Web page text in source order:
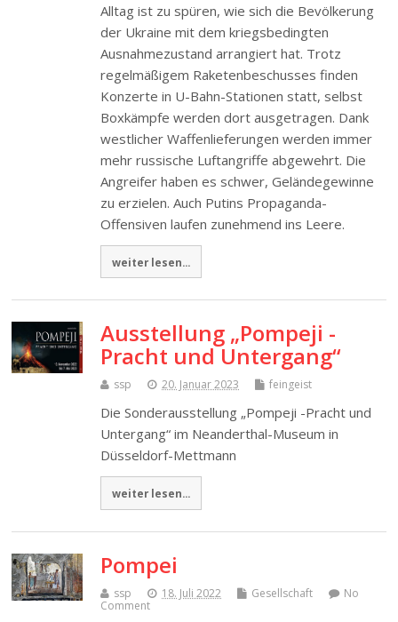
Alltag ist zu spüren, wie sich die Bevölkerung
der Ukraine mit dem kriegsbedingten
Ausnahmezustand arrangiert hat. Trotz
regelmäßigem Raketenbeschusses finden
Konzerte in U-Bahn-Stationen statt, selbst
Boxkämpfe werden dort ausgetragen. Dank
westlicher Waffenlieferungen werden immer
mehr russische Luftangriffe abgewehrt. Die
Angreifer haben es schwer, Geländegewinne
zu erzielen. Auch Putins Propaganda-
Offensiven laufen zunehmend ins Leere.
weiter lesen...
Ausstellung „Pompeji -
Pracht und Untergang“
ssp 20. Januar 2023 feingeist
Die Sonderausstellung „Pompeji -Pracht und
Untergang“ im Neanderthal-Museum in
Düsseldorf-Mettmann
weiter lesen...
Pompei
ssp 18. Juli 2022 Gesellschaft
No
Comment